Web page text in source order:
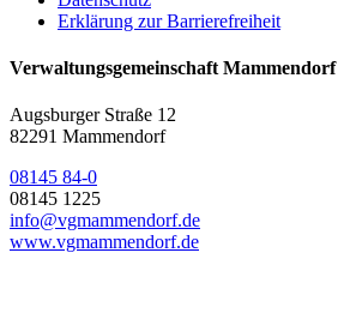
Erklärung zur Barrierefreiheit
Verwaltungsgemeinschaft Mammendorf
Augsburger Straße 12
82291 Mammendorf
08145 84-0
08145 1225
info@vgmammendorf.de
www.vgmammendorf.de